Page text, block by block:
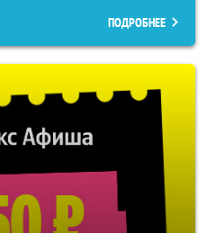
ПОДРОБНЕЕ